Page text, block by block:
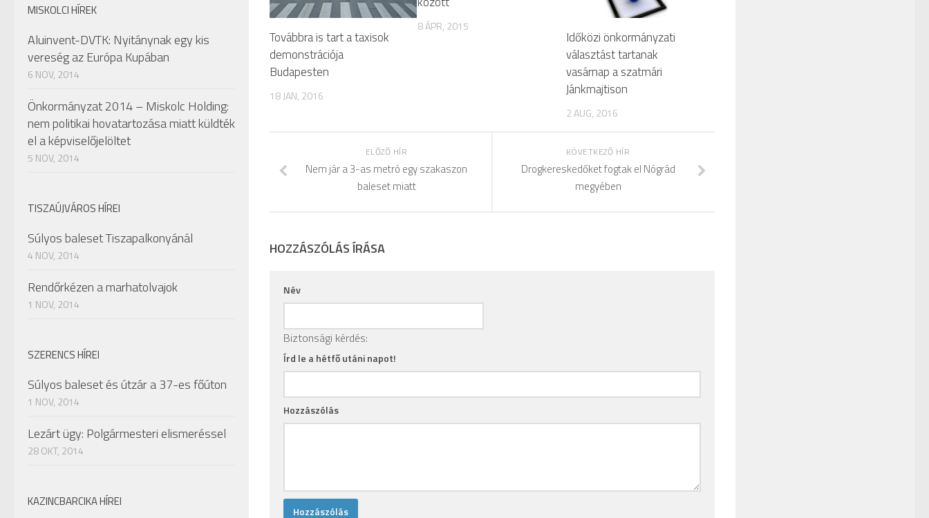
Továbbra is tart a taxisok
demonstrációja
Budapesten
18 JAN, 2016
8 ÁPR, 2015
Időközi önkormányzati
választást tartanak
vasárnap a szatmári
Jánkmajtison
2 AUG, 2016
KÖVETKEZŐ HÍR
Drogkereskedőket fogtak el Nógrád
megyében
ELŐZŐ HÍR
Nem jár a 3-as metró egy szakaszon
baleset miatt
HOZZÁSZÓLÁS ÍRÁSA
Név
Biztonsági kérdés:
Írd le a hétfő utáni napot!
Hozzászólás
MISKOLCI HÍREK
Aluinvent-DVTK: Nyitánynak egy kis
vereség az Európa Kupában
6 NOV, 2014
Önkormányzat 2014 – Miskolc Holding:
nem politikai hovatartozása miatt küldték
el a képviselőjelöltet
5 NOV, 2014
TISZAÚJVÁROS HÍREI
Súlyos baleset Tiszapalkonyánál
4 NOV, 2014
Rendőrkézen a marhatolvajok
1 NOV, 2014
SZERENCS HÍREI
Súlyos baleset és útzár a 37-es főúton
1 NOV, 2014
Lezárt ügy: Polgármesteri elismeréssel
28 OKT, 2014
KAZINCBARCIKA HÍREI